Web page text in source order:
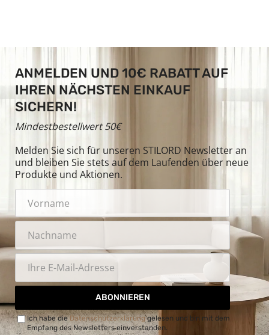
ANMELDEN UND 10€ RABATT AUF
IHREN NÄCHSTEN EINKAUF
SICHERN!
Mindestbestellwert 50€
Melden Sie sich für unseren STILORD Newsletter an
und bleiben Sie stets auf dem Laufenden über neue
Produkte und Aktionen.
ABONNIEREN
Ich habe dieDatenschutzerklärunggelesen und bin mit dem
Empfang des Newsletters einverstanden.